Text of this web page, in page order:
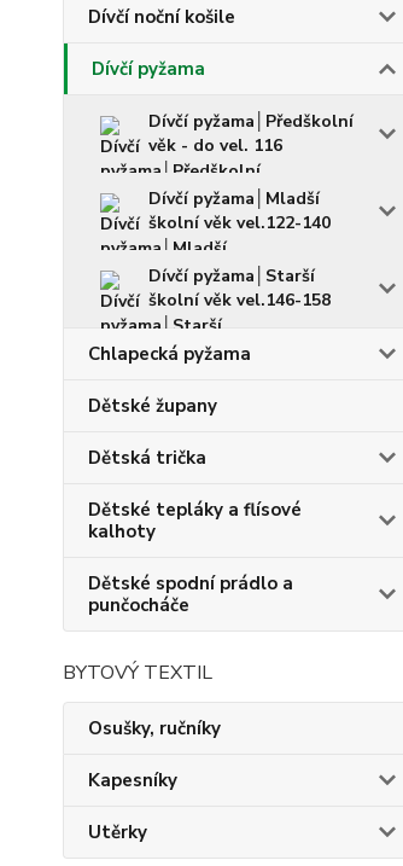
Dívčí noční košile
Dívčí pyžama
Dívčí pyžama│Předškolní
věk - do vel. 116
Dívčí pyžama│Mladší
školní věk vel.122-140
Dívčí pyžama│Starší
školní věk vel.146-158
Chlapecká pyžama
Dětské župany
Dětská trička
Dětské tepláky a flísové
kalhoty
Dětské spodní prádlo a
punčocháče
BYTOVÝ TEXTIL
Osušky, ručníky
Kapesníky
Utěrky